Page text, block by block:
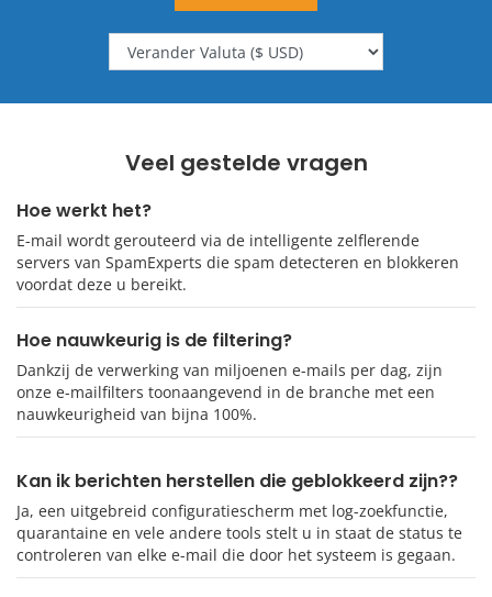
Veel gestelde vragen
Hoe werkt het?
E-mail wordt gerouteerd via de intelligente zelflerende
servers van SpamExperts die spam detecteren en blokkeren
voordat deze u bereikt.
Hoe nauwkeurig is de filtering?
Dankzij de verwerking van miljoenen e-mails per dag, zijn
onze e-mailfilters toonaangevend in de branche met een
nauwkeurigheid van bijna 100%.
Kan ik berichten herstellen die geblokkeerd zijn??
Ja, een uitgebreid configuratiescherm met log-zoekfunctie,
quarantaine en vele andere tools stelt u in staat de status te
controleren van elke e-mail die door het systeem is gegaan.